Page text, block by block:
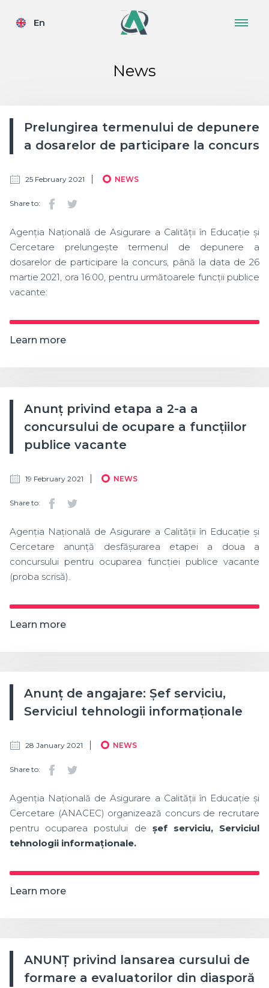
En
News
Prelungirea termenului de depunere
a dosarelor de participare la concurs
25 February 2021 NEWS
Share to:
Agenția Națională de Asigurare a Calității în Educație și
Cercetare prelungește termenul de depunere a
dosarelor de participare la concurs, până la data de 26
martie 2021, ora 16:00, pentru următoarele funcții publice
vacante:
Learn more
Anunț privind etapa a 2-a a
concursului de ocupare a funcțiilor
publice vacante
19 February 2021 NEWS
Share to:
Agenția Națională de Asigurare a Calității în Educație și
Cercetare anunță desfășurarea etapei a doua a
concursului pentru ocuparea funcției publice vacante
(proba scrisă).
Learn more
Anunț de angajare: Șef serviciu,
Serviciul tehnologii informaționale
28 January 2021 NEWS
Share to:
Agenția Națională de Asigurare a Calității în Educație și
Cercetare (ANACEC) organizează concurs de recrutare
pentru ocuparea postului de șef serviciu, Serviciul
tehnologii informaționale.
Learn more
ANUNȚ privind lansarea cursului de
formare a evaluatorilor din diasporă